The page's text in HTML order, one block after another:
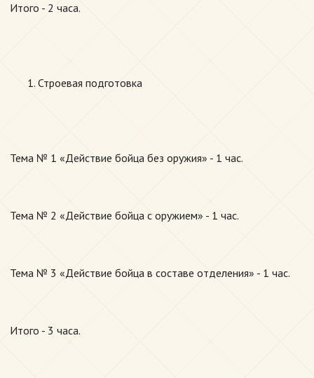
Итого - 2 часа.
Строевая подготовка
Тема № 1 «Действие бойца без оружия» - 1 час.
Тема № 2 «Действие бойца с оружием» - 1 час.
Тема № 3 «Действие бойца в составе отделения» - 1 час.
Итого - 3 часа.